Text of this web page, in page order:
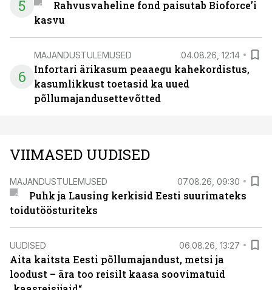
5
Rahvusvaheline fond paisutab Bioforce’i
kasvu
6
MAJANDUSTULEMUSED 04.08.26, 12:14
Infortari ärikasum peaaegu kahekordistus,
kasumlikkust toetasid ka uued
põllumajandusettevõtted
VIIMASED UUDISED
MAJANDUSTULEMUSED 07.08.26, 09:30
Puhk ja Lausing kerkisid Eesti suurimateks
toidutöösturiteks
UUDISED 06.08.26, 13:27
Aita kaitsta Eesti põllumajandust, metsi ja
loodust – ära too reisilt kaasa soovimatuid